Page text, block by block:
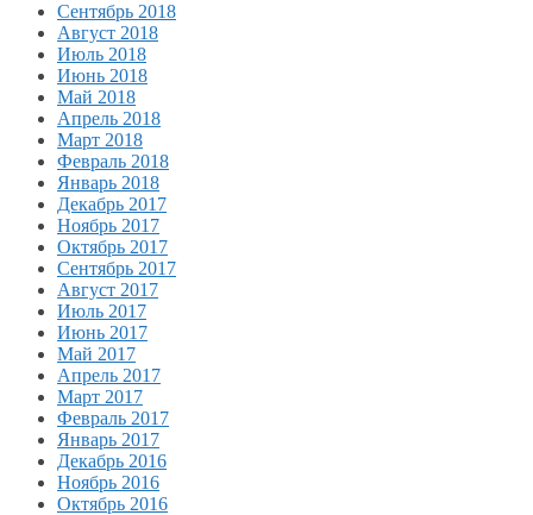
Сентябрь 2018
Август 2018
Июль 2018
Июнь 2018
Май 2018
Апрель 2018
Март 2018
Февраль 2018
Январь 2018
Декабрь 2017
Ноябрь 2017
Октябрь 2017
Сентябрь 2017
Август 2017
Июль 2017
Июнь 2017
Май 2017
Апрель 2017
Март 2017
Февраль 2017
Январь 2017
Декабрь 2016
Ноябрь 2016
Октябрь 2016